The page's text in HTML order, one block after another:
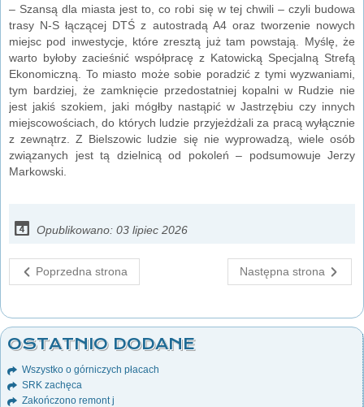
– Szansą dla miasta jest to, co robi się w tej chwili – czyli budowa
trasy N-S łączącej DTŚ z autostradą A4 oraz tworzenie nowych
miejsc pod inwestycje, które zresztą już tam powstają. Myślę, że
warto byłoby zacieśnić współpracę z Katowicką Specjalną Strefą
Ekonomiczną. To miasto może sobie poradzić z tymi wyzwaniami,
tym bardziej, że zamknięcie przedostatniej kopalni w Rudzie nie
jest jakiś szokiem, jaki mógłby nastąpić w Jastrzębiu czy innych
miejscowościach, do których ludzie przyjeżdżali za pracą wyłącznie
z zewnątrz. Z Bielszowic ludzie się nie wyprowadzą, wiele osób
związanych jest tą dzielnicą od pokoleń – podsumowuje Jerzy
Markowski.
Opublikowano: 03 lipiec 2026
Poprzedna strona Następna strona
OSTATNIO DODANE
Wszystko o górniczych płacach
SRK zachęca
Zakończono remont j